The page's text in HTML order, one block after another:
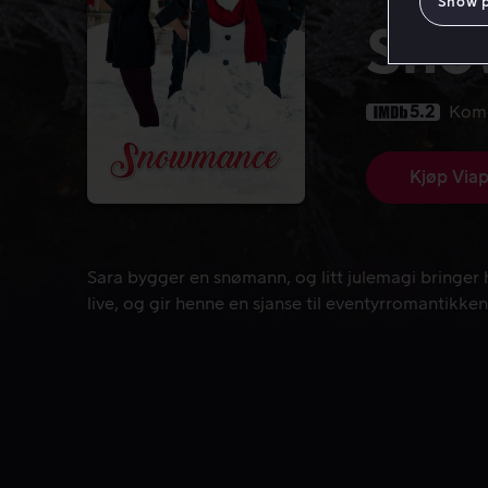
5.2
Kjøp
Sara bygger en snømann, og litt julemagi
Sara bygger en snømann, og litt julemagi bringer
live, og gir henne en sjanse til